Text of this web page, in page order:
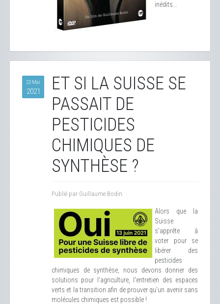
inédits...
23 Mai
2021
ET SI LA SUISSE SE
PASSAIT DE
PESTICIDES
CHIMIQUES DE
SYNTHÈSE ?
Publié par Guillaume Bodin.
Alors que la
Suisse
s'apprête à
voter pour se
libérer des
pesticides
chimiques de synthèse, nous devons donner des
solutions pour l'agriculture, l'entretien des espaces
verts et la transition afin de prouver qu'un avenir sans
molécules chimiques est possible !